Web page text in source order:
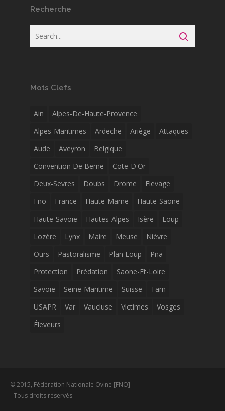
Recherche
Mots Clefs
Ain
Alpes-De-Haute-Provence
Alpes-Maritimes
Ardeche Ariège
Attaques
Aude
Aveyron
Belgique
Convention De Berne
Cote-D'Or
Deux-Sevres
Doubs Drome
Elevage
Fno
France Haute-Marne
Haute-Saone
Haute-Savoie
Hautes-Alpes Isère
Loup
Lozère
Lynx Maire Meuse
Nièvre
Ours
Pastoralisme Plan Loup
Pna
Protection
Prédation
Saone-Et-Loire
Savoie
Seine-Maritime Suisse
Tarn
USAPR
Var Vaucluse Victimes
Vosges
Éleveurs
© 2015, Fédération Nationale Ovine [FNO]
- Tous droits réservés